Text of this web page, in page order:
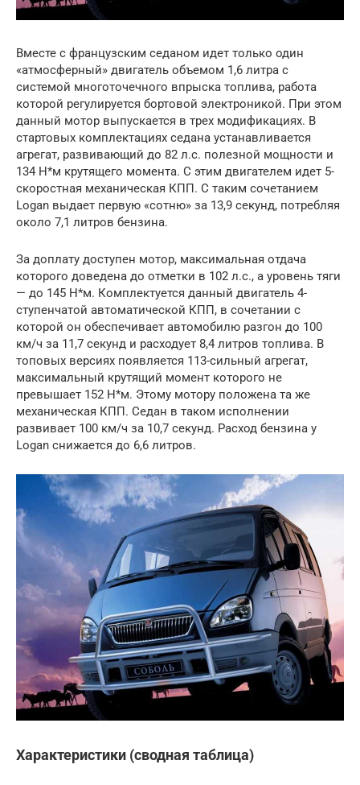
Вместе с французским седаном идет только один
«атмосферный» двигатель объемом 1,6 литра с
системой многоточечного впрыска топлива, работа
которой регулируется бортовой электроникой. При этом
данный мотор выпускается в трех модификациях. В
стартовых комплектациях седана устанавливается
агрегат, развивающий до 82 л.с. полезной мощности и
134 Н*м крутящего момента. С этим двигателем идет 5-
скоростная механическая КПП. С таким сочетанием
Logan выдает первую «сотню» за 13,9 секунд, потребляя
около 7,1 литров бензина.
За доплату доступен мотор, максимальная отдача
которого доведена до отметки в 102 л.с., а уровень тяги
— до 145 Н*м. Комплектуется данный двигатель 4-
ступенчатой автоматической КПП, в сочетании с
которой он обеспечивает автомобилю разгон до 100
км/ч за 11,7 секунд и расходует 8,4 литров топлива. В
топовых версиях появляется 113-сильный агрегат,
максимальный крутящий момент которого не
превышает 152 Н*м. Этому мотору положена та же
механическая КПП. Седан в таком исполнении
развивает 100 км/ч за 10,7 секунд. Расход бензина у
Logan снижается до 6,6 литров.
Характеристики (сводная таблица)